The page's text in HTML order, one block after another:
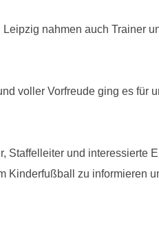
nahmen auch Trainer
voller Vorfreude ging es
Staffelleiter und interessierte
Kinderfußball zu informieren